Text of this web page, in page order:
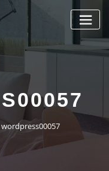
wordpress00057